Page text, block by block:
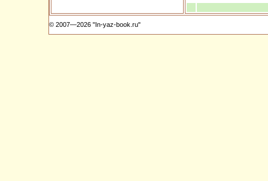
© 2007—2026 "In-yaz-book.ru"